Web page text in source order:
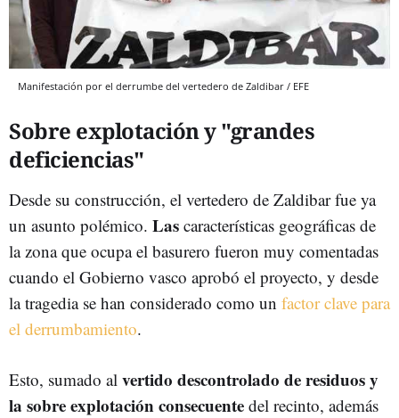
Manifestación por el derrumbe del vertedero de Zaldibar / EFE
Sobre explotación y "grandes
deficiencias"
Desde su construcción, el vertedero de Zaldibar fue ya
un asunto polémico. Las características geográficas de
la zona que ocupa el basurero fueron muy comentadas
cuando el Gobierno vasco aprobó el proyecto, y desde
la tragedia se han considerado como un factor clave para
el derrumbamiento.
Esto, sumado al vertido descontrolado de residuos y
la sobre explotación consecuente del recinto, además